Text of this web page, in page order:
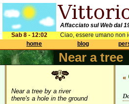
Affacciato sul Web dal
Sab 8 - 12:02
Ciao, essere umano non
home
blog
Near a tree
Near a tree by a river
there's a hole in the ground
«